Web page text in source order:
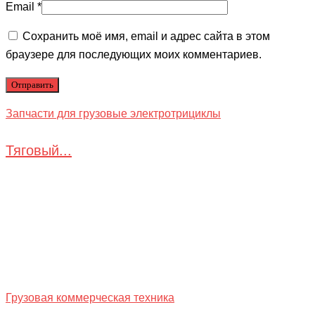
Email *
Сохранить моё имя, email и адрес сайта в этом
браузере для последующих моих комментариев.
Запчасти для грузовые электротрициклы
Тяговый...
Грузовая коммерческая техника